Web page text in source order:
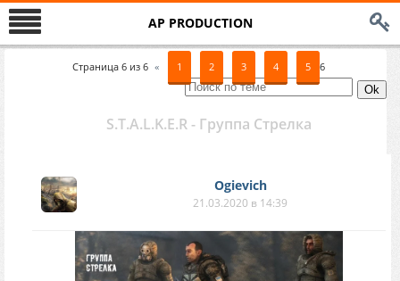
AP PRODUCTION
Страница 6 из 6 « 1 2 3 4 5 6
S.T.A.L.K.E.R - Группа Cтрелка
Ogievich
21.03.2020 в 14:39